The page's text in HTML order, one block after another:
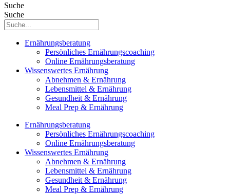
Suche
Suche
Ernährungsberatung
Persönliches Ernährungscoaching
Online Ernährungsberatung
Wissenswertes Ernährung
Abnehmen & Ernährung
Lebensmittel & Ernährung
Gesundheit & Ernährung
Meal Prep & Ernährung
Ernährungsberatung
Persönliches Ernährungscoaching
Online Ernährungsberatung
Wissenswertes Ernährung
Abnehmen & Ernährung
Lebensmittel & Ernährung
Gesundheit & Ernährung
Meal Prep & Ernährung